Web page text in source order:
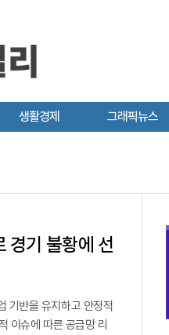
생활경제 그래픽뉴스
경기 불황에 선
기반을 유지하고 안정적
이슈에 따른 공급망 리